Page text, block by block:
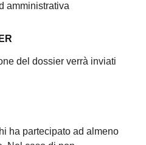
amministrativa
del dossier verrà inviati
ha partecipato ad almeno